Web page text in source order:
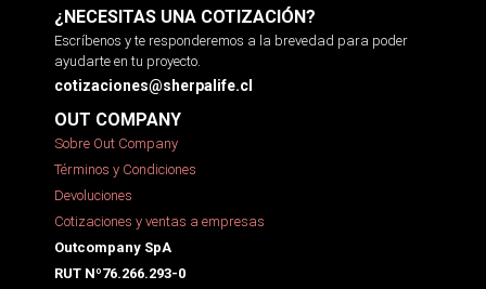
¿NECESITAS UNA COTIZACIÓN?
Escríbenos y te responderemos a la brevedad para poder
ayudarte en tu proyecto.
cotizaciones@sherpalife.cl
OUT COMPANY
Sobre Out Company
Términos y Condiciones
Devoluciones
Cotizaciones y ventas a empresas
Outcompany SpA
RUT Nº76.266.293-0